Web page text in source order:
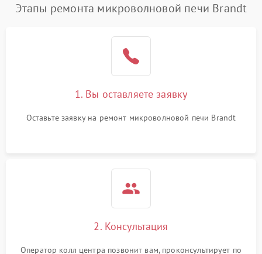
Этапы ремонта микроволновой печи Brandt
1. Вы оставляете заявку
Оставьте заявку на ремонт микроволновой печи Brandt
2. Консультация
Оператор колл центра позвонит вам, проконсультирует по